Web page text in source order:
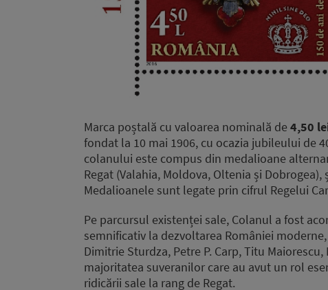
Marca poștală cu valoarea nominală de 4,50
fondat la 10 mai 1906, cu ocazia jubileului de
colanului este compus din medalioane
Regat (Valahia, Moldova, Oltenia și
Medalioanele sunt legate prin cifrul Regelui
Pe parcursul existenței sale, Colanul a fost
semnificativ la dezvoltarea României
Dimitrie Sturdza, Petre P. Carp, Titu
majoritatea suveranilor care au avut un rol
ridicării sale la rang de Regat.